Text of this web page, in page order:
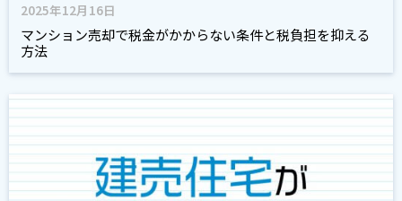
2025年12月16日
マンション売却で税金がかからない条件と税負担を抑える
方法